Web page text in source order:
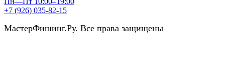
+7 (926) 035-82-15
МастерФишинг.Ру. Все права защищены